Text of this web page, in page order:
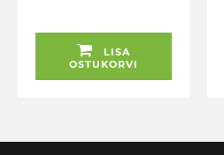
LISA
OSTUKORVI